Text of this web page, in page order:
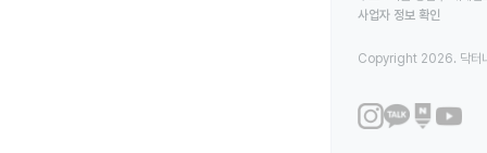
사업자 정보 확인
Copyright 2026. 닥터